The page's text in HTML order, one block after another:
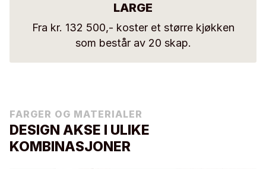
LARGE
Fra kr. 132 500,- koster et større kjøkken
som består av 20 skap.
FARGER OG MATERIALER
DESIGN AKSE I ULIKE
KOMBINASJONER